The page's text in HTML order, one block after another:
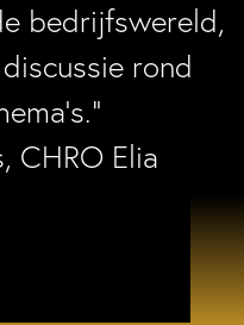
bedrijfswereld,
rond
CHRO Elia